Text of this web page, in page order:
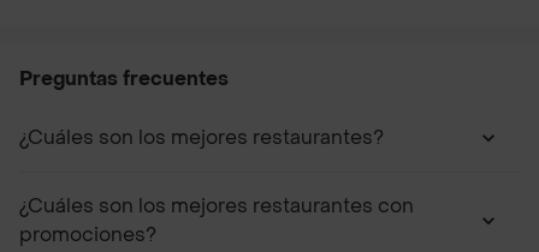
Preguntas frecuentes
¿Cuáles son los mejores restaurantes?
¿Cuáles son los mejores restaurantes con
promociones?